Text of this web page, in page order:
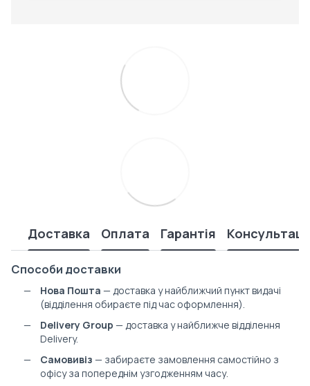
Доставка Оплата Гарантія
Способи доставки
Нова Пошта — доставка у найближчий пункт видачі
(відділення обираєте під час оформлення).
Delivery Group — доставка у найближче відділення
Delivery.
Самовивіз — забираєте замовлення самостійно з
офісу за попереднім узгодженням часу.